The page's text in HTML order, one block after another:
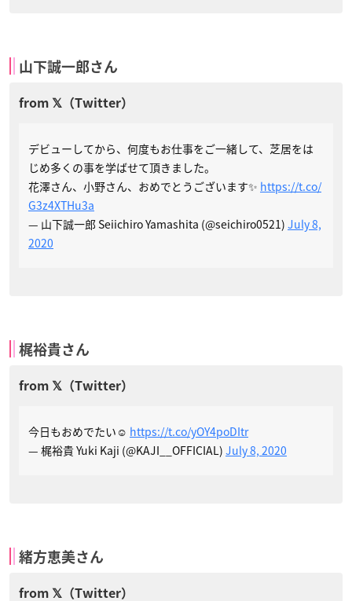
山下誠一郎さん
デビューしてから、何度もお仕事をご一緒して、芝居をは
じめ多くの事を学ばせて頂きました。
花澤さん、小野さん、おめでとうございます✨ https://t.co/
G3z4XTHu3a
— 山下誠一郎 Seiichiro Yamashita (@seichiro0521) July 8,
2020
梶裕貴さん
今日もおめでたい☺️ https://t.co/yOY4poDItr
— 梶裕貴 Yuki Kaji (@KAJI__OFFICIAL) July 8, 2020
緒方恵美さん